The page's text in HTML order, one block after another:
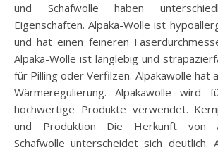
und Schafwolle haben
Eigenschaften. Alpaka-Wolle ist
und hat einen feineren
Alpaka-Wolle ist langlebig und
für Pilling oder Verfilzen. Alpakawolle hat
Wärmeregulierung. Alpakawolle wird
hochwertige Produkte verwendet.
und Produktion Die Herkunft von
Schafwolle unterscheidet sich deutlich.